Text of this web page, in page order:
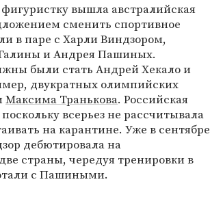
вышла австралийская
сменить спортивное
в паре с Харли Виндзором,
и Андрея Пашиных.
были стать Андрей Хекало и
двукратных олимпийских
Максима Транькова. Российская
всерьез не рассчитывала
на карантине. Уже в сентябре
дебютировала на
страны, чередуя тренировки в
с Пашиными.